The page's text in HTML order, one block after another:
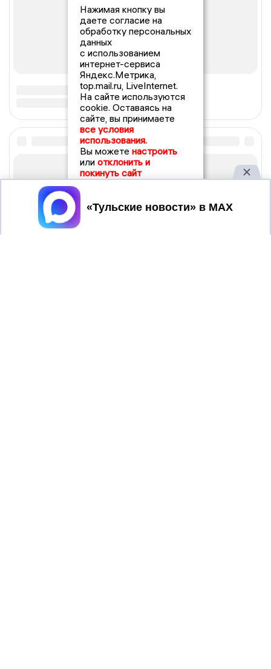
Нажимая кнопку вы
даете согласие на
обработку персональных
данных
с использованием
интернет-сервиса
Яндекс.Метрика,
top.mail.ru, LiveInternet.
На сайте используются
cookie. Оставаясь на
сайте, вы принимаете
все условия
использования.
Вы можете настроить
или отклонить и
покинуть сайт
Принять